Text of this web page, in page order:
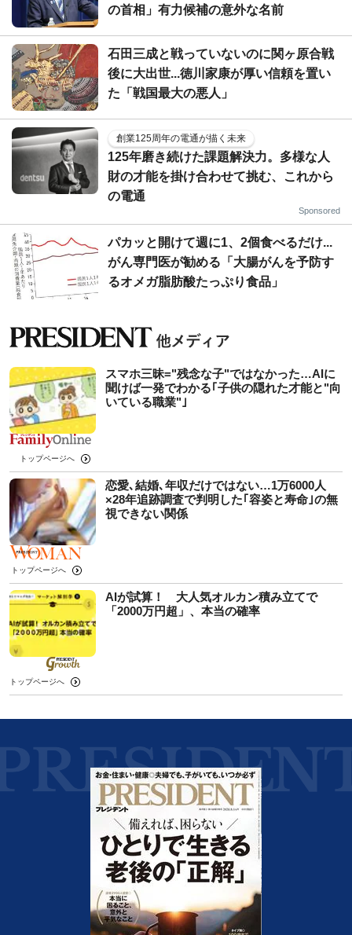
の首相」有力候補の意外な名前
石田三成と戦っていないのに関ヶ原合戦
後に大出世...徳川家康が厚い信頼を置い
た「戦国最大の悪人」
創業125周年の電通が描く未来
125年磨き続けた課題解決力。多様な人
財の才能を掛け合わせて挑む、これから
の電通
Sponsored
パカッと開けて週に1、2個食べるだけ...
がん専門医が勧める「大腸がんを予防す
るオメガ脂肪酸たっぷり食品」
スマホ三昧="残念な子"ではなかった…AIに
聞けば一発でわかる｢子供の隠れた才能と"向
いている職業"｣
トップページへ
恋愛､結婚､年収だけではない…1万6000人
×28年追跡調査で判明した｢容姿と寿命｣の無
視できない関係
トップページへ
AIが試算！ 大人気オルカン積み立てで
「2000万円超」、本当の確率
トップページへ